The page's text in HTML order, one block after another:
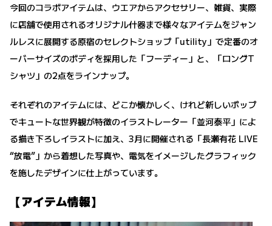
今回のコラボアイテムは、ウエアからアクセサリー、雑貨、実際
に店舗で使用されるオリジナル什器まで様々なアイテムをジャン
ルレスに展開する原宿のセレクトショップ「utility」で定番のオ
ーバーサイズのボディを採用した「フーディー」と、「ロングT
シャツ」の2点をラインナップ。
それぞれのアイテムには、どこか懐かしく、けれど新しいポップ
でキュートな世界観が特徴のイラストレーター「並河泰平」によ
る描き下ろしイラストに加え、3月に開催される「長瀬有花 LIVE
“放電”」から着想した写真や、電気をイメージしたグラフィック
を施したデザインに仕上がっています。
【アイテム情報】